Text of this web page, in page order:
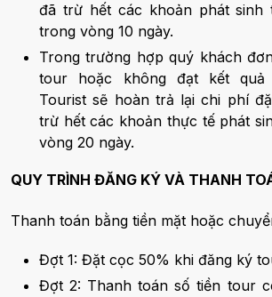
đã trừ hết các khoản phát sinh
trong vòng 10 ngày.
Trong trường hợp quý khách
tour hoặc không đạt kết quả
Tourist sẽ hoàn trả lại chi phí
trừ hết các khoản thực tế phát
vòng 20 ngày.
QUY TRÌNH ĐĂNG KÝ VÀ THANH
Thanh toán bằng tiền mặt hoặc
Đợt 1: Đặt cọc 50% khi đăng ký
Đợt 2: Thanh toán số tiền tour